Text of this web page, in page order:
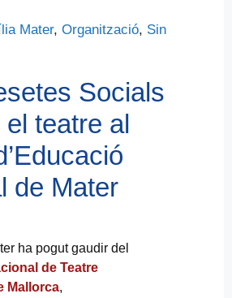
Mater, Organització, Sin
Socials
teatre al
de Mater
ha pogut gaudir del
de Teatre
Mallorca,